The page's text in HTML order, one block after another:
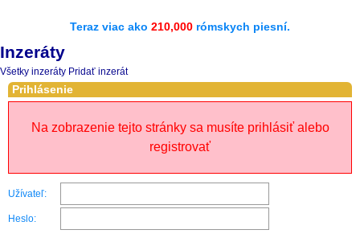
Teraz viac ako 210,000 rómskych piesní.
Inzeráty
Všetky inzeráty Pridať inzerát
Prihlásenie
Na zobrazenie tejto stránky sa musíte prihlásiť alebo
registrovať
Užívateľ:
Heslo: